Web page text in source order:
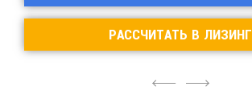
4
РАССЧИТАТЬ В ЛИЗИНГ
6